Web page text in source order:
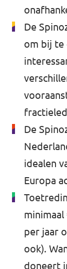
De
om bij te
De
idealen
Europa
minimaal
per jaar
ook).
doneert